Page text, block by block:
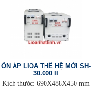
ỔN ÁP LIOA THẾ HỆ MỚI SH-
30.000 II
Kích thước: 690X488X450 mm